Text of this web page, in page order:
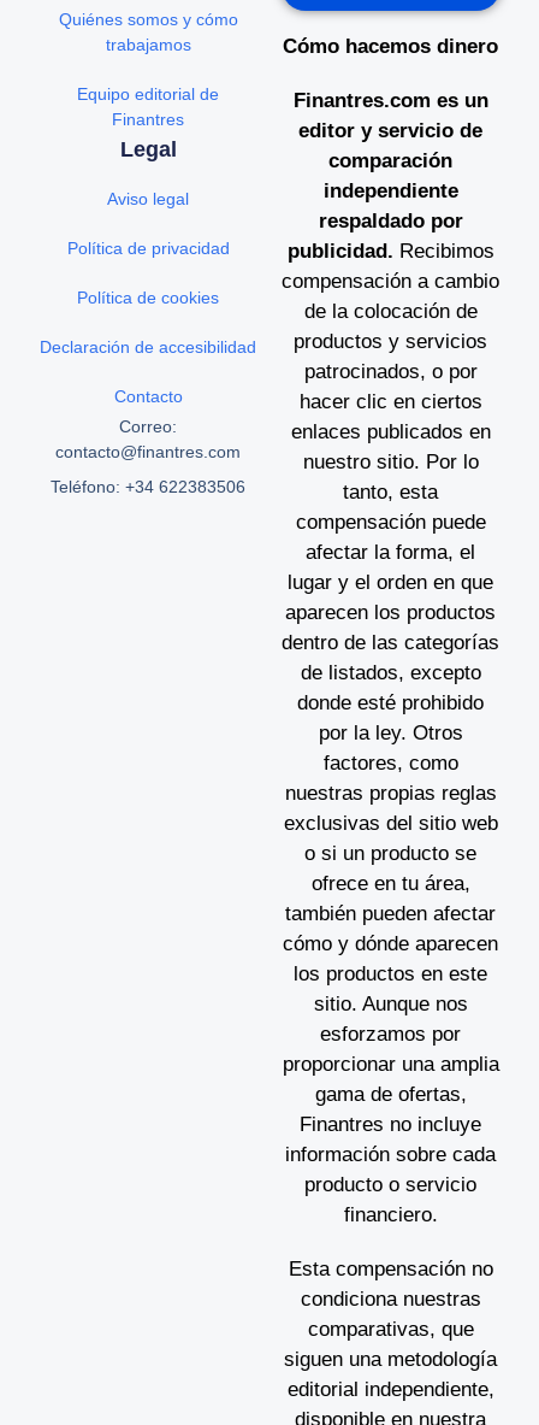
Cómo hacemos dinero
Finantres.com es un
editor y servicio de
comparación
independiente
respaldado por
publicidad. Recibimos
compensación a cambio
de la colocación de
productos y servicios
patrocinados, o por
hacer clic en ciertos
enlaces publicados en
nuestro sitio. Por lo
tanto, esta
compensación puede
afectar la forma, el
lugar y el orden en que
aparecen los productos
dentro de las categorías
de listados, excepto
donde esté prohibido
por la ley. Otros
factores, como
nuestras propias reglas
exclusivas del sitio web
o si un producto se
ofrece en tu área,
también pueden afectar
cómo y dónde aparecen
los productos en este
sitio. Aunque nos
esforzamos por
proporcionar una amplia
gama de ofertas,
Finantres no incluye
información sobre cada
producto o servicio
financiero.
Esta compensación no
condiciona nuestras
comparativas, que
siguen una metodología
editorial independiente,
disponible en nuestra
Quiénes somos y cómo
trabajamos
Equipo editorial de
Finantres
Legal
Aviso legal
Política de privacidad
Política de cookies
Declaración de accesibilidad
Contacto
Correo:
contacto@finantres.com
Teléfono: +34 622383506